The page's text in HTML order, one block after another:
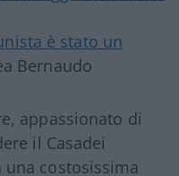
è stato un
Bernaudo
appassionato di
il Casadei
costosissima